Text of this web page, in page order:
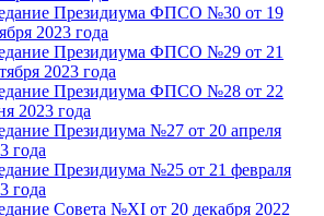
Президиума ФПСО №30 от 19
2023 года
Президиума ФПСО №29 от 21
2023 года
Президиума ФПСО №28 от 22
2023 года
Президиума №27 от 20 апреля
года
Президиума №25 от 21 февраля
года
Совета №XI от 20 декабря 2022